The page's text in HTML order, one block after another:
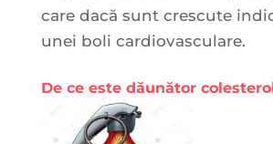
care dacă sunt crescute
unei boli cardiovasculare.
De ce este dăunător